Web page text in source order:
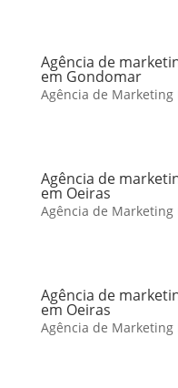
Agência de
em Gondomar
Agência de
Agência de
em Oeiras
Agência de
Agência de
em Oeiras
Agência de